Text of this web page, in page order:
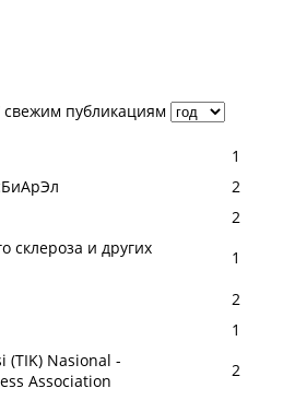
свежим публикациям
1
2
2
склероза и других
1
2
1
(TIK) Nasional -
Association
2